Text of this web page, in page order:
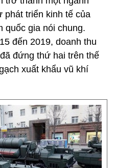
phát triển kinh tế của
quốc gia nói chung.
đến 2019, doanh thu
đứng thứ hai trên thế
xuất khẩu vũ khí